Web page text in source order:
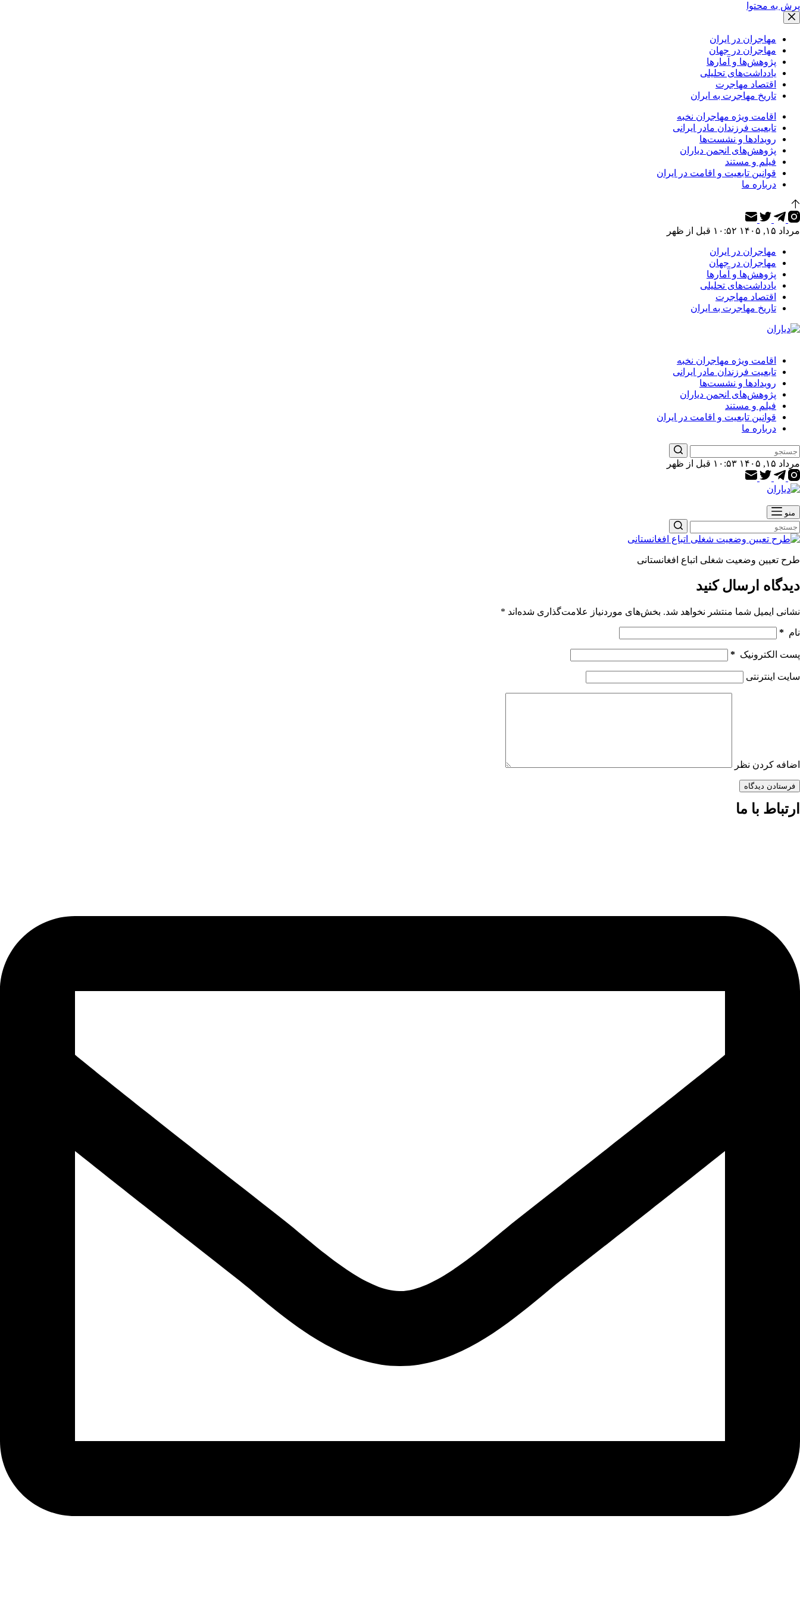
پرش به محتوا
مهاجران در ایران
مهاجران در جهان
پژوهش‌ها و آمارها
یادداشت‌های تحلیلی
اقتصاد مهاجرت
تاریخ مهاجرت به ایران
اقامت ویژه مهاجران نخبه
تابعیت فرزندان مادر ایرانی
رویدادها و نشست‌ها
پژوهش‌های انجمن دیاران
فیلم و مستند
قوانین تابعیت و اقامت در ایران
درباره ما
مرداد ۱۵, ۱۴۰۵ ۱۰:۵۲ قبل از ظهر
مهاجران در ایران
مهاجران در جهان
پژوهش‌ها و آمارها
یادداشت‌های تحلیلی
اقتصاد مهاجرت
تاریخ مهاجرت به ایران
اقامت ویژه مهاجران نخبه
تابعیت فرزندان مادر ایرانی
رویدادها و نشست‌ها
پژوهش‌های انجمن دیاران
فیلم و مستند
قوانین تابعیت و اقامت در ایران
درباره ما
هیچ
نتیجه
ای
مرداد ۱۵, ۱۴۰۵ ۱۰:۵۳ قبل از ظهر
منو
هیچ
ای
طرح تعیین وضعیت شغلی اتباع افغانستانی
دیدگاه ارسال کنید
نشانی ایمیل شما منتشر نخواهد شد. بخش‌های موردنیاز علامت‌گذاری شده‌اند *
نام *
پست الکترونیک *
سایت اینترنتی
اضافه کردن نظر
فرستادن دیدگاه
ارتباط با ما